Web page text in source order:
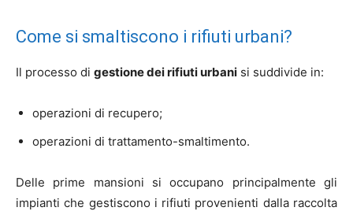
Come si smaltiscono i rifiuti urbani?
Il processo di gestione dei rifiuti urbani si suddivide in:
operazioni di recupero;
operazioni di trattamento-smaltimento.
Delle prime mansioni si occupano principalmente gli
impianti che gestiscono i rifiuti provenienti dalla raccolta